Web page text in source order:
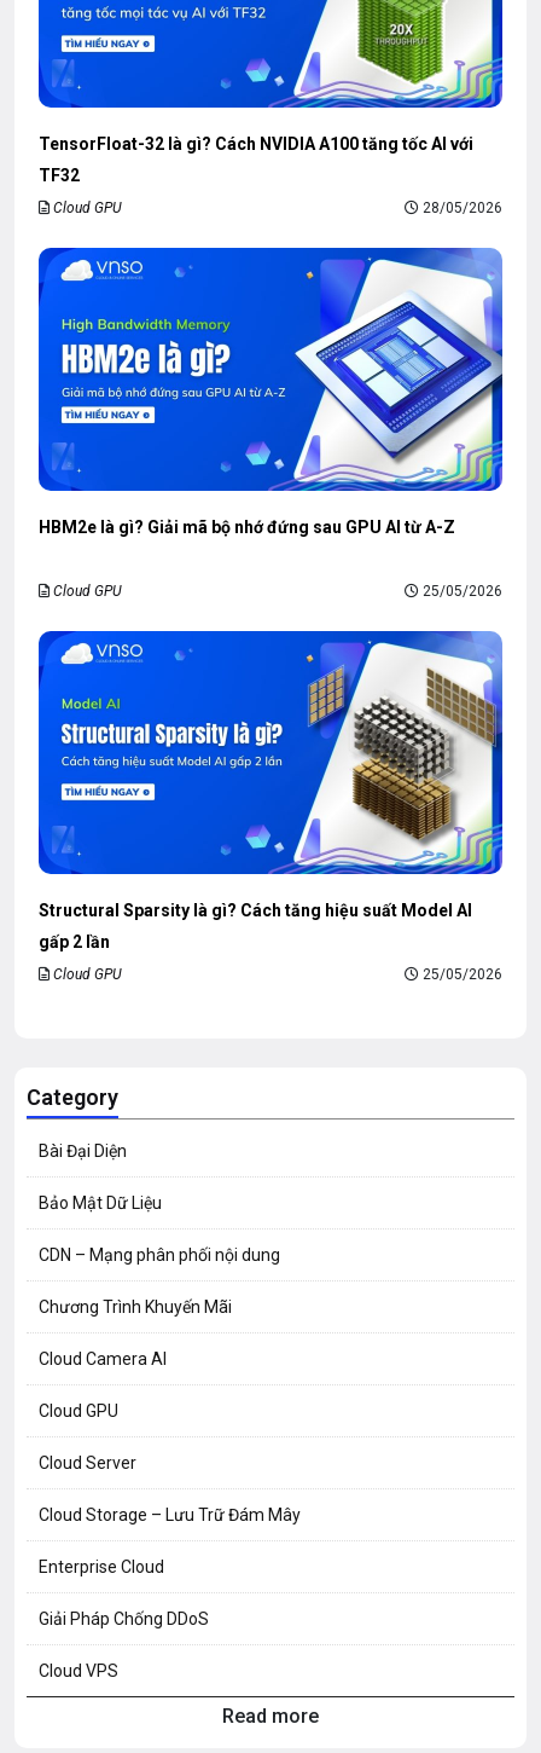
TensorFloat-32 là gì? Cách NVIDIA A100 tăng tốc AI với
TF32
Cloud GPU 28/05/2026
HBM2e là gì? Giải mã bộ nhớ đứng sau GPU AI từ A-Z
Cloud GPU 25/05/2026
Structural Sparsity là gì? Cách tăng hiệu suất Model AI
gấp 2 lần
Cloud GPU 25/05/2026
Category
Bài Đại Diện
Bảo Mật Dữ Liệu
CDN – Mạng phân phối nội dung
Chương Trình Khuyến Mãi
Cloud Camera AI
Cloud GPU
Cloud Server
Cloud Storage – Lưu Trữ Đám Mây
Enterprise Cloud
Giải Pháp Chống DDoS
Cloud VPS
Read more